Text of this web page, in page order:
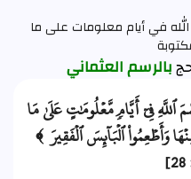
في أيام معلومات على ما
بالرسم العثماني
ٱللَّهِ فِيٓ أَيَّامٖ مَّعۡلُومَٰتٍ عَلَىٰ مَا
وَأَطۡعِمُواْ ٱلۡبَآئِسَ ٱلۡفَقِيرَ ﴾